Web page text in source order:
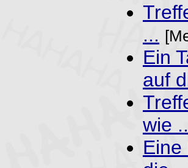
...
Ein
auf
wie